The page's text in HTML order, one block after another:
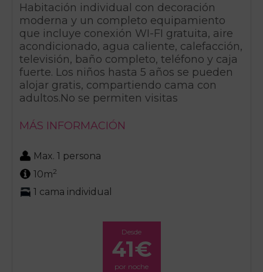
Habitación individual con decoración
moderna y un completo equipamiento
que incluye conexión WI-FI gratuita, aire
acondicionado, agua caliente, calefacción,
televisión, baño completo, teléfono y caja
fuerte. Los niños hasta 5 años se pueden
alojar gratis, compartiendo cama con
adultos.No se permiten visitas
MÁS INFORMACIÓN
Max. 1 persona
10m2
1 cama individual
Desde
41€
por noche